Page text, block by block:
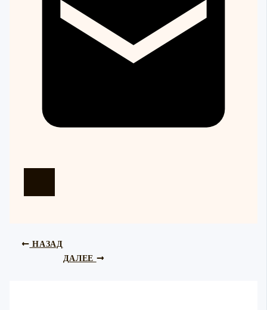
НАЗАД
ДАЛЕЕ